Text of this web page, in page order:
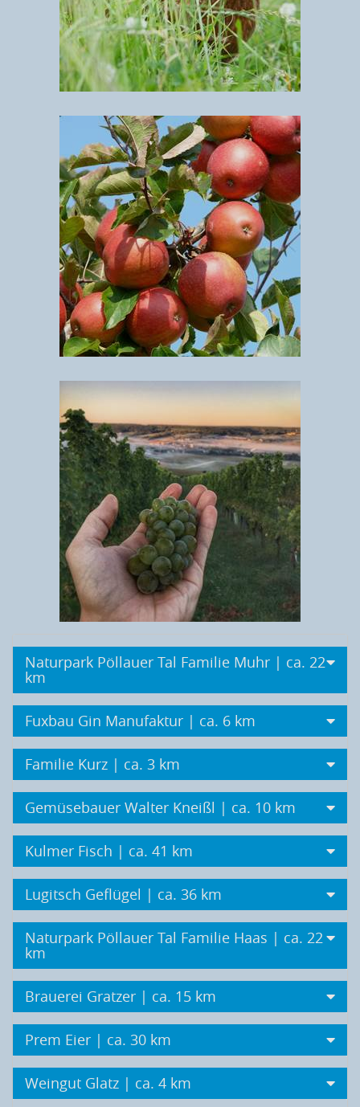
Naturpark Pöllauer Tal Familie Muhr | ca. 22
km
Fuxbau Gin Manufaktur | ca. 6 km
Familie Kurz | ca. 3 km
Gemüsebauer Walter Kneißl | ca. 10 km
Kulmer Fisch | ca. 41 km
Lugitsch Geflügel | ca. 36 km
Naturpark Pöllauer Tal Familie Haas | ca. 22
km
Brauerei Gratzer | ca. 15 km
Prem Eier | ca. 30 km
Weingut Glatz | ca. 4 km